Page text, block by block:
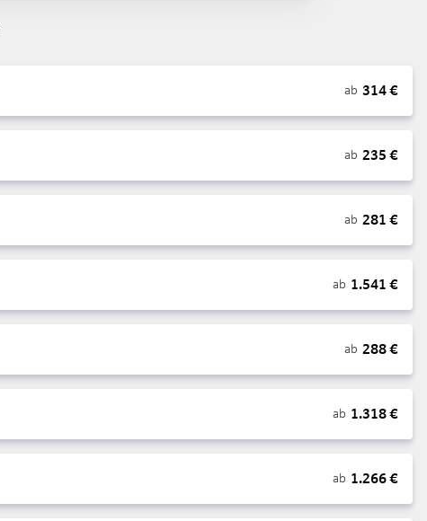
ab 314€
ab 235 €
ab 281 €
ab 1.541 €
ab 288€
ab 1.318€
ab 1.266€